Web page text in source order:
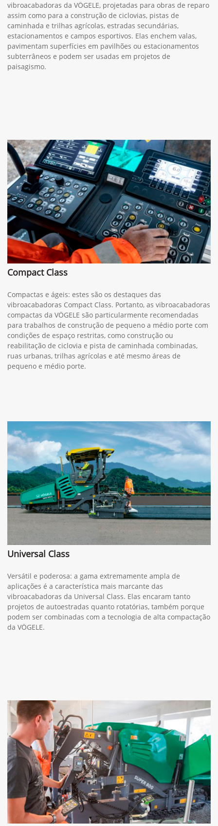
vibroacabadoras da VÖGELE, projetadas para obras de reparo
assim como para a construção de ciclovias, pistas de
caminhada e trilhas agrícolas, estradas secundárias,
estacionamentos e campos esportivos. Elas enchem valas,
pavimentam superfícies em pavilhões ou estacionamentos
subterrâneos e podem ser usadas em projetos de
paisagismo.
Compact Class
Compactas e ágeis: estes são os destaques das
vibroacabadoras Compact Class. Portanto, as vibroacabadoras
compactas da VÖGELE são particularmente recomendadas
para trabalhos de construção de pequeno a médio porte com
condições de espaço restritas, como construção ou
reabilitação de ciclovia e pista de caminhada combinadas,
ruas urbanas, trilhas agrícolas e até mesmo áreas de
pequeno e médio porte.
Universal Class
Versátil e poderosa: a gama extremamente ampla de
aplicações é a característica mais marcante das
vibroacabadoras da Universal Class. Elas encaram tanto
projetos de autoestradas quanto rotatórias, também porque
podem ser combinadas com a tecnologia de alta compactação
da VÖGELE.